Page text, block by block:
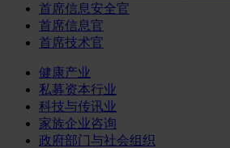
首席信息安全官
首席信息官
首席技术官
健康产业
私募资本行业
科技与传讯业
家族企业咨询
政府部门与社会组织